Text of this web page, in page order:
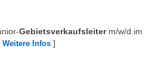
Gebietsverkaufsleiterm/w/d im
Weitere Infos ]